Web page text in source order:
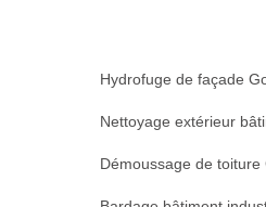
Hydrofuge de façade
Nettoyage extérieur
Démoussage de toiture